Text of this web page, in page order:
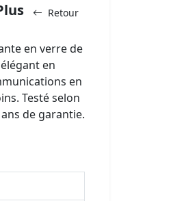
Retour
en verre de
en
en
Testé selon
ans de garantie.